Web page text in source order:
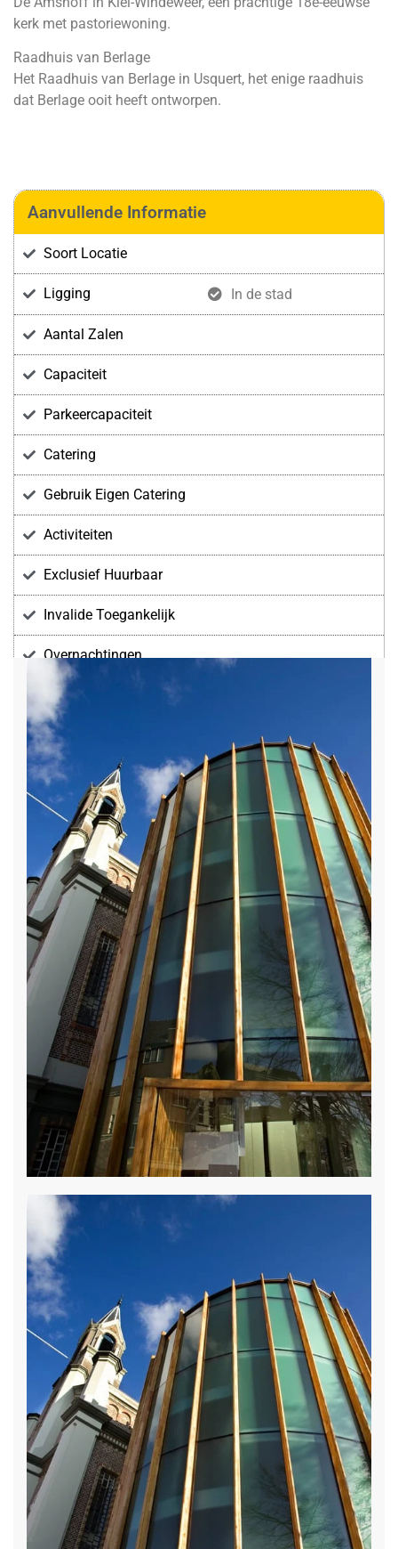
kerk met pastoriewoning.
Raadhuis van Berlage
Het Raadhuis van Berlage in Usquert, het enige raadhuis
dat Berlage ooit heeft ontworpen.
Aanvullende Informatie
Soort Locatie
Ligging In de stad
Aantal Zalen
Capaciteit
Parkeercapaciteit
Catering
Gebruik Eigen Catering
Activiteiten
Exclusief Huurbaar
Invalide Toegankelijk
Overnachtingen
Voorzieningen